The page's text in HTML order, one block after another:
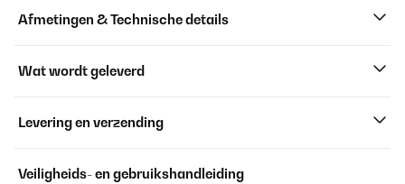
Afmetingen & Technische details
Wat wordt geleverd
Levering en verzending
Veiligheids- en gebruikshandleiding